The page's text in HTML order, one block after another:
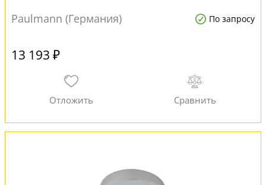
Paulmann (Германия) По запросу
13 193 ₽